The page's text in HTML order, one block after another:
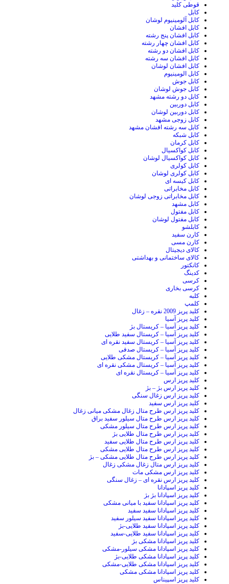
قوطی کلید
کابل
کابل آلومینیوم لوشان
کابل افشان
کابل افشان پنج رشته
کابل افشان چهار رشته
کابل افشان دو رشته
کابل افشان سه رشته
کابل افشان لوشان
کابل الومینیوم
کابل جوش
کابل جوش لوشان
کابل دو رشته مشهد
کابل دوربین
کابل دوربین لوشان
کابل زوجی مشهد
کابل سه رشته افشان مشهد
کابل شبکه
کابل کرمان
کابل کواکسیال
کابل کواکسیال لوشان
کابل کولری
کابل کولری لوشان
کابل کیسه ای
کابل مخابراتی
کابل مخابراتی زوجی لوشان
کابل مشهد
کابل مفتول
کابل مفتول لوشان
کابلشو
کارن سفید
کارن مسی
کالای دیجیتال
کالای ساختمانی و بهداشتی
کانکتور
کدینگ
کرسی
کرسی بخاری
کلبه
کلمپ
کلید پریز 2009 نقره – زغال
کلید پریز آسیا
کلید پریز آسیا – کریستال بژ
کلید پریز آسیا – کریستال سفید طلایی
کلید پریز آسیا – کریستال سفید نقره ای
کلید پریز آسیا – کریستال صدفی
کلید پریز آسیا – کریستال مشکی طلایی
کلید پریز آسیا – کریستال مشکی نقره ای
کلید پریز آسیا – کریستال نقره ای
کلید پریز ارس
کلید پریز ارس بژ – بژ
کلید پریز ارس زغال سنگی
کلید پریز ارس سفید
کلید پریز ارس طرح متال زغال مشکی میانی زغال
کلید پریز ارس طرح متال سیلور سفید براق
کلید پریز ارس طرح متال سیلور مشکی
کلید پریز ارس طرح متال طلایی بژ
کلید پریز ارس طرح متال طلایی سفید
کلید پریز ارس طرح متال طلایی مشکی
کلید پریز ارس طرح متال طلایی مشکی – بژ
کلید پریز ارس متال زغال مشکی زغال
کلید پریز ارس مشکی مات
کلید پریز ارس نقره ای – زغال سنگی
کلید پریز اسپادانا
کلید پریز اسپادانا بژ بژ
کلید پریز اسپادانا سفید با میانی مشکی
کلید پریز اسپادانا سفید سفید
کلید پریز اسپادانا سفید سیلور سفید
کلید پریز اسپادانا سفید طلایی-بژ
کلید پریز اسپادانا سفید طلایی-سفید
کلید پریز اسپادانا مشکی بژ
کلید پریز اسپادانا مشکی سیلور-مشکی
کلید پریز اسپادانا مشکی طلایی-بژ
کلید پریز اسپادانا مشکی طلایی-مشکی
کلید پریز اسپادانا مشکی مشکی
کلید پریز اسپیناس